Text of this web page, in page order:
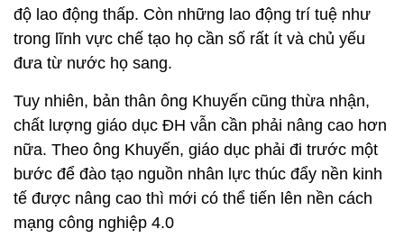
độ lao động thấp. Còn những lao động trí tuệ như
trong lĩnh vực chế tạo họ cần số rất ít và chủ yếu
đưa từ nước họ sang.
Tuy nhiên, bản thân ông Khuyến cũng thừa nhận,
chất lượng giáo dục ĐH vẫn cần phải nâng cao hơn
nữa. Theo ông Khuyến, giáo dục phải đi trước một
bước để đào tạo nguồn nhân lực thúc đẩy nền kinh
tế được nâng cao thì mới có thể tiến lên nền cách
mạng công nghiệp 4.0